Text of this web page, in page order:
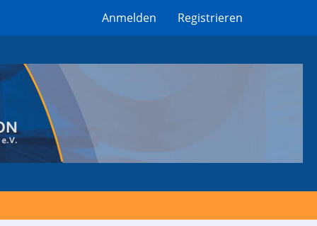
Anmelden Registrieren